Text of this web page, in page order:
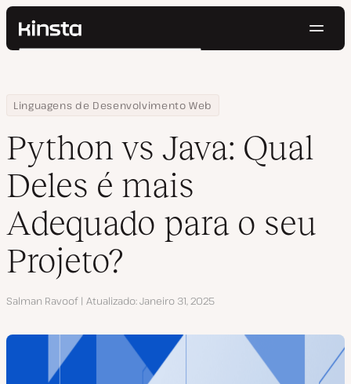
Kinsta®
Preços
Contato
Pesquisar
Home
Centro de Recursos
Blog
Linguagens de Desenvolvimento Web
Python vs Java: Qual Deles é mais Adequado para o seu Projeto?
Python vs Java: Qual
Deles é mais
Adequado para o seu
Projeto?
Autor
Salman Ravoof Atualizado Janeiro 31, 2025